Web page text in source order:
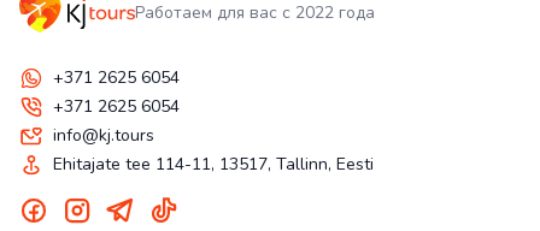
Работаем для вас с 2022 года
+371 2625 6054
+371 2625 6054
info@kj.tours
Ehitajate tee 114-11, 13517, Tallinn, Eesti